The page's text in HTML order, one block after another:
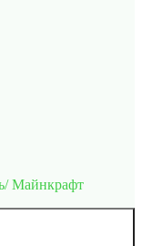
Майнкрафт